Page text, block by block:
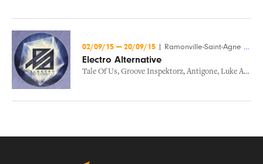
02/09/15 — 20/09/15 Ramonville-Saint-Agne (31)
Electro Alternative
Tale Of Us, Groove Inspektorz, Antigone, Luke Abbott